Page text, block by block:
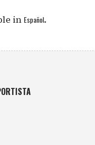
in Español.